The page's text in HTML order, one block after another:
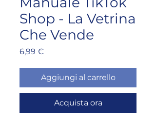
Shop - La Vetrina
Che Vende
6,99 €
Aggiungi al carrello
Acquista ora